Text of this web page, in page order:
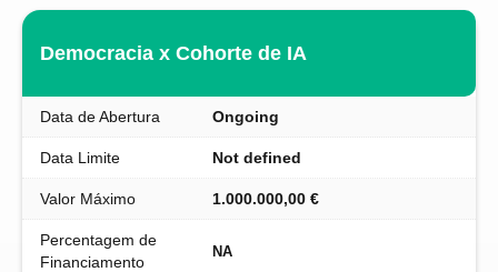
Democracia x Cohorte de IA
Data de Abertura Ongoing
Data Limite Not defined
Valor Máximo 1.000.000,00 €
Percentagem de
Financiamento
NA